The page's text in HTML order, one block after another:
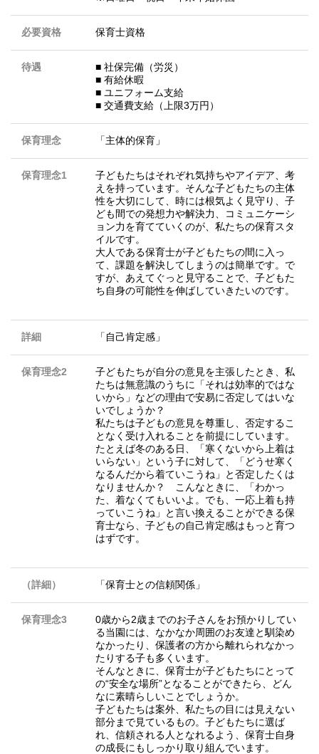
必要資格 保育士資格
待遇
■ 社保完備（労災）
■ 有給休暇
■ ユニフォーム支給
■ 交通費支給（上限3万円）
保育理念 「主体的保育」
保育理念1
子どもたちはそれぞれ気持ちやアイデア、考
えを持っています。そんな子どもたちの主体
性を大切にして、時には根気よく見守り、子
ども間での発想力や解決力、コミュニケーシ
ョン力を育てていくのが、私たちの保育スタ
イルです。
大人である保育士が子どもたちの間に入っ
て、課題を解決してしまうのは簡単です。で
すが、あえてぐっと見守ることで、子どもた
ち自身の可能性を伸ばしていきたいのです。
詳細 「自己肯定感」
保育理念2
子どもたちが自分の意見を主張したとき、私
たちは無意識のうちに「それは効率的ではな
いから」などの理由で安易に否定してはいな
いでしょうか？
私たちは子どもの意見を尊重し、否定するこ
となく受け入れることを前提にしています。
たとえば冬のある日、「寒くないから上着は
いらない」という子に対して、「どうせ寒く
なるんだから着ていこうね」と否定したくは
なりませんか？ こんなときに、「わかっ
た、着なくてもいいよ。でも、一応上着も持
っていこうね」と言い換えることができる保
育士なら、子どもの自己肯定感はもっと育つ
はずです。
（詳細） 「保育士との信頼関係」
保育理念3
0歳から2歳までのお子さんをお預かりしてい
る当園には、なかなか周囲のお友達と馴染め
なかったり、保護者の方から離れられなかっ
たりする子も多くいます。
そんなときに、保育士が子どもたちにとって
の“安全な場所”となることができたら、どん
なに素晴らしいことでしょうか。
子どもたちは案外、私たちの目には見えない
部分まで見ているもの。子どもたちに選ば
れ、信頼される人となれるよう、保育士自身
の成長にもしっかり取り組んでいます。